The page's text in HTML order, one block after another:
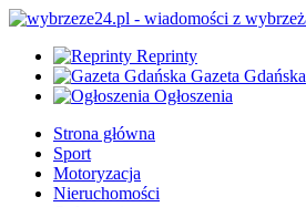
Reprinty
Gazeta Gdańska
Ogłoszenia
Strona główna
Sport
Motoryzacja
Nieruchomości